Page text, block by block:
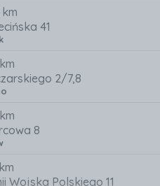
km
41
2/7,8
8
Wojska Polskiego 11